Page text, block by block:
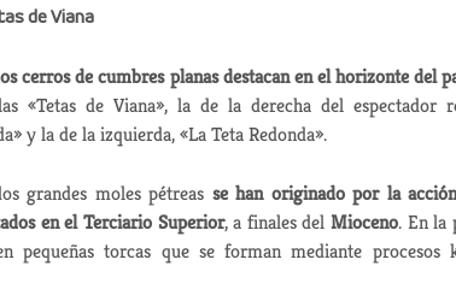
de Viana
cerros de cumbres planas destacan en el horizonte del
«Tetas de Viana», la de la derecha del espectador
y la de la izquierda, «La Teta Redonda».
grandes moles pétreas se han originado por la
en el Terciario Superior, a finales delMioceno. En la
pequeñas torcas que se forman mediante procesos